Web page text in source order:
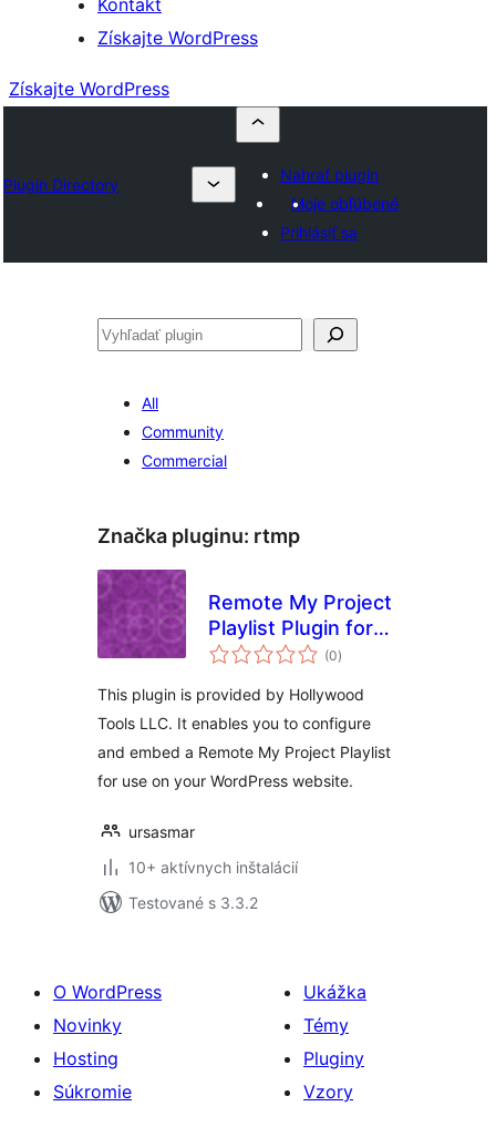
Kontakt
Získajte WordPress
Získajte WordPress
Plugin Directory
Nahrať plugin
Moje obľúbené
Prihlásiť sa
Hľadať
All
Community
Commercial
Značka pluginu: rtmp
Remote My Project
Playlist Plugin for
WordPress
(0celkové
hodnotenie
)
This plugin is provided by Hollywood
Tools LLC. It enables you to configure
and embed a Remote My Project Playlist
for use on your WordPress website.
ursasmar
10+ aktívnych inštalácií
Testované s 3.3.2
O WordPress
Novinky
Hosting
Súkromie
Ukážka
Témy
Pluginy
Vzory